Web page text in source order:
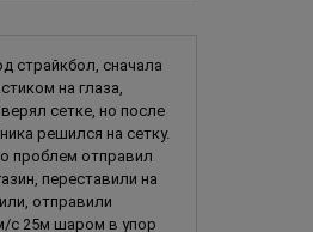
страйкбол, сначала
на глаза,
сетке, но после
решился на сетку.
проблем отправил
переставили на
отправили
с 25м шаром в упор